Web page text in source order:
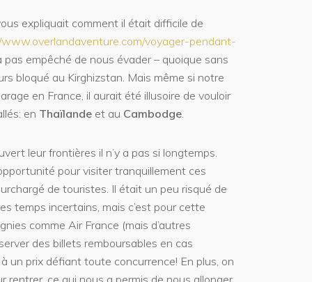
expliquait comment il était difficile de
voyager-pendant-
pas empêché de nous évader – quoique sans
bloqué au Kirghizstan. Mais même si notre
en France, il aurait été illusoire de vouloir
en Thaïlande et au Cambodge.
leur frontières il n’y a pas si longtemps.
pour visiter tranquillement ces
de touristes. Il était un peu risqué de
temps incertains, mais c’est pour cette
comme Air France (mais d’autres
des billets remboursables en cas
un prix défiant toute concurrence! En plus, on